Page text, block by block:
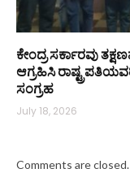
ಕೇಂದ್ರ ಸರ್ಕಾರವು
ಆಗ್ರಹಿಸಿ
ಸಂಗ್ರಹ
July 18, 2026
Comments are closed.